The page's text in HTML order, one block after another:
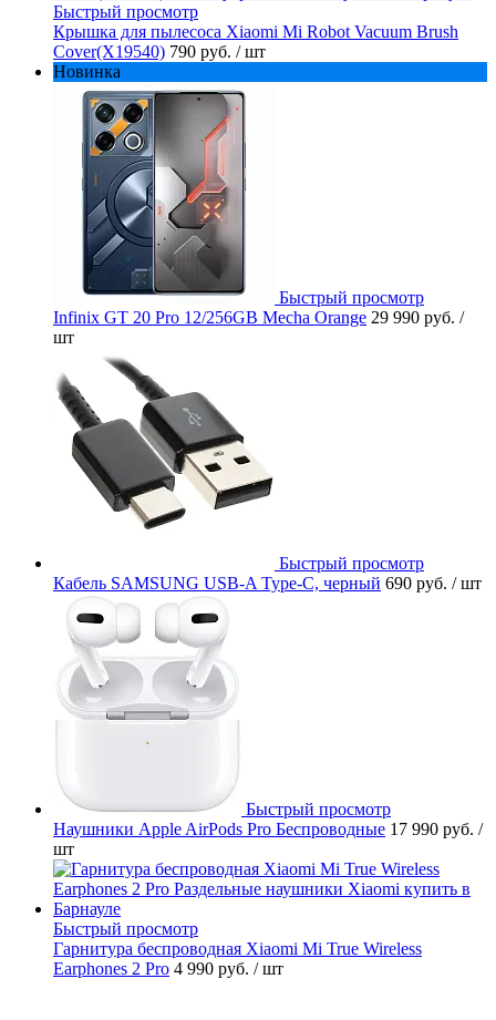
Быстрый просмотр
Крышка для пылесоса Xiaomi Mi Robot Vacuum Brush
Cover(X19540) 790 руб. / шт
Новинка
Быстрый просмотр
Infinix GT 20 Pro 12/256GB Mecha Orange 29 990 руб. /
шт
Быстрый просмотр
Кабель SAMSUNG USB-A Type-C, черный 690 руб. / шт
Быстрый просмотр
Наушники Apple AirPods Pro Беспроводные 17 990 руб. /
шт
Быстрый просмотр
Гарнитура беспроводная Xiaomi Mi True Wireless
Earphones 2 Pro 4 990 руб. / шт